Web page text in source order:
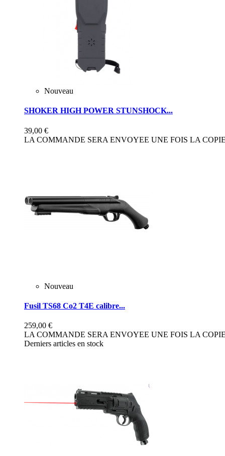
Nouveau
SHOKER HIGH POWER STUNSHOCK...
39,00 €
LA COMMANDE SERA ENVOYEE UNE FOIS LA
Nouveau
Fusil TS68 Co2 T4E calibre...
259,00 €
LA COMMANDE SERA ENVOYEE UNE FOIS LA
Derniers articles en stock